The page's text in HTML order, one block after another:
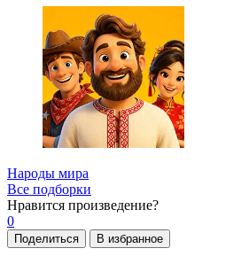
Народы мира
Все подборки
Нравится произведение?
0
Поделиться В избранное